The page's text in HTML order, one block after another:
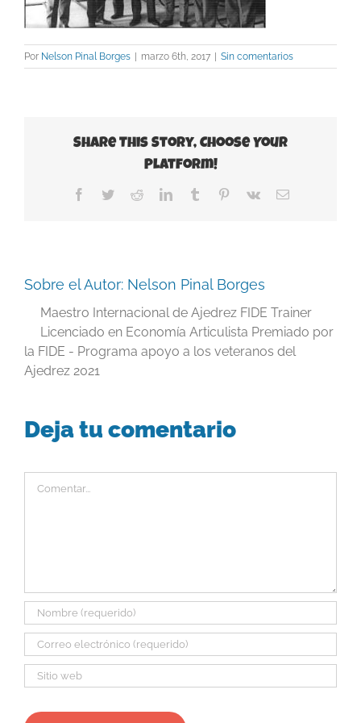
Por Nelson Pinal Borges | marzo 6th, 2017 | Sin comentarios
Share This Story, Choose Your
Platform!
Facebook
TwitterRedditLinkedInTumblr Pinterest
Vk
Correo
Sobre el Autor: Nelson Pinal Borges
Maestro Internacional de Ajedrez FIDE Trainer
Licenciado en Economía Articulista Premiado por
la FIDE - Programa apoyo a los veteranos del
Ajedrez 2021
Deja tu comentario